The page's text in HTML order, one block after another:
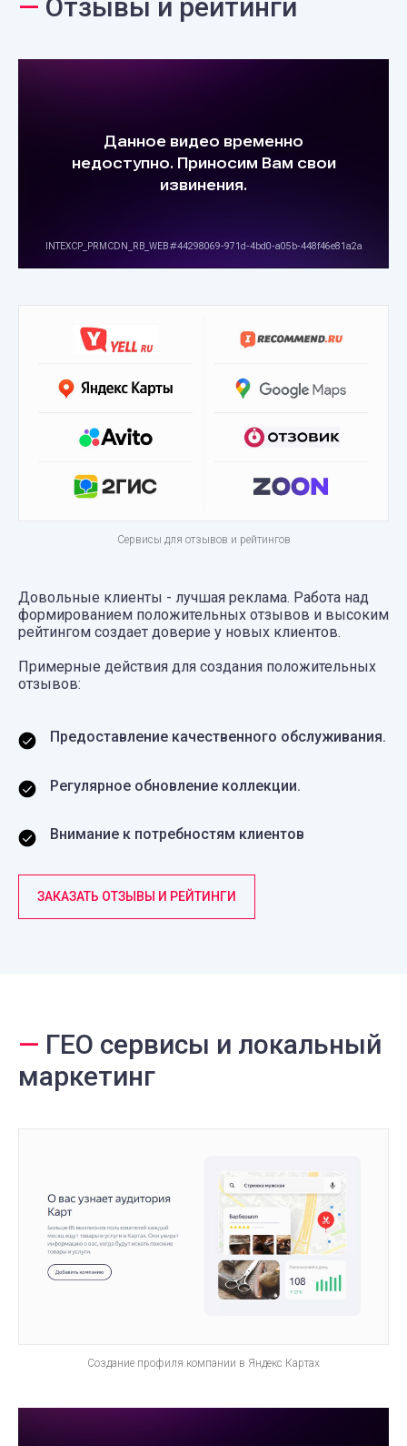
— Отзывы и рейтинги
Сервисы для отзывов и рейтингов
Довольные клиенты - лучшая реклама. Работа над
формированием положительных отзывов и высоким
рейтингом создает доверие у новых клиентов.
Примерные действия для создания положительных
отзывов:
Предоставление качественного обслуживания.
Регулярное обновление коллекции.
Внимание к потребностям клиентов
ЗАКАЗАТЬ ОТЗЫВЫ И РЕЙТИНГИ
— ГЕО сервисы и локальный
маркетинг
Создание профиля компании в Яндекс Картах